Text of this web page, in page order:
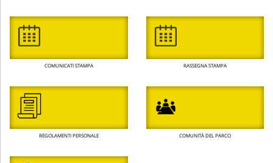
COMUNICATI STAMPA RASSEGNA STAMPA
REGOLAMENTI PERSONALE COMUNITÀ DEL PARCO